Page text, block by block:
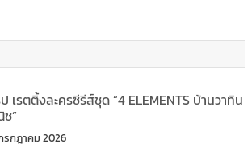
เรตติ้งละครซีรีส์ชุด “4 ELEMENTS บ้านวาทิน
”
รกฎาคม 2026